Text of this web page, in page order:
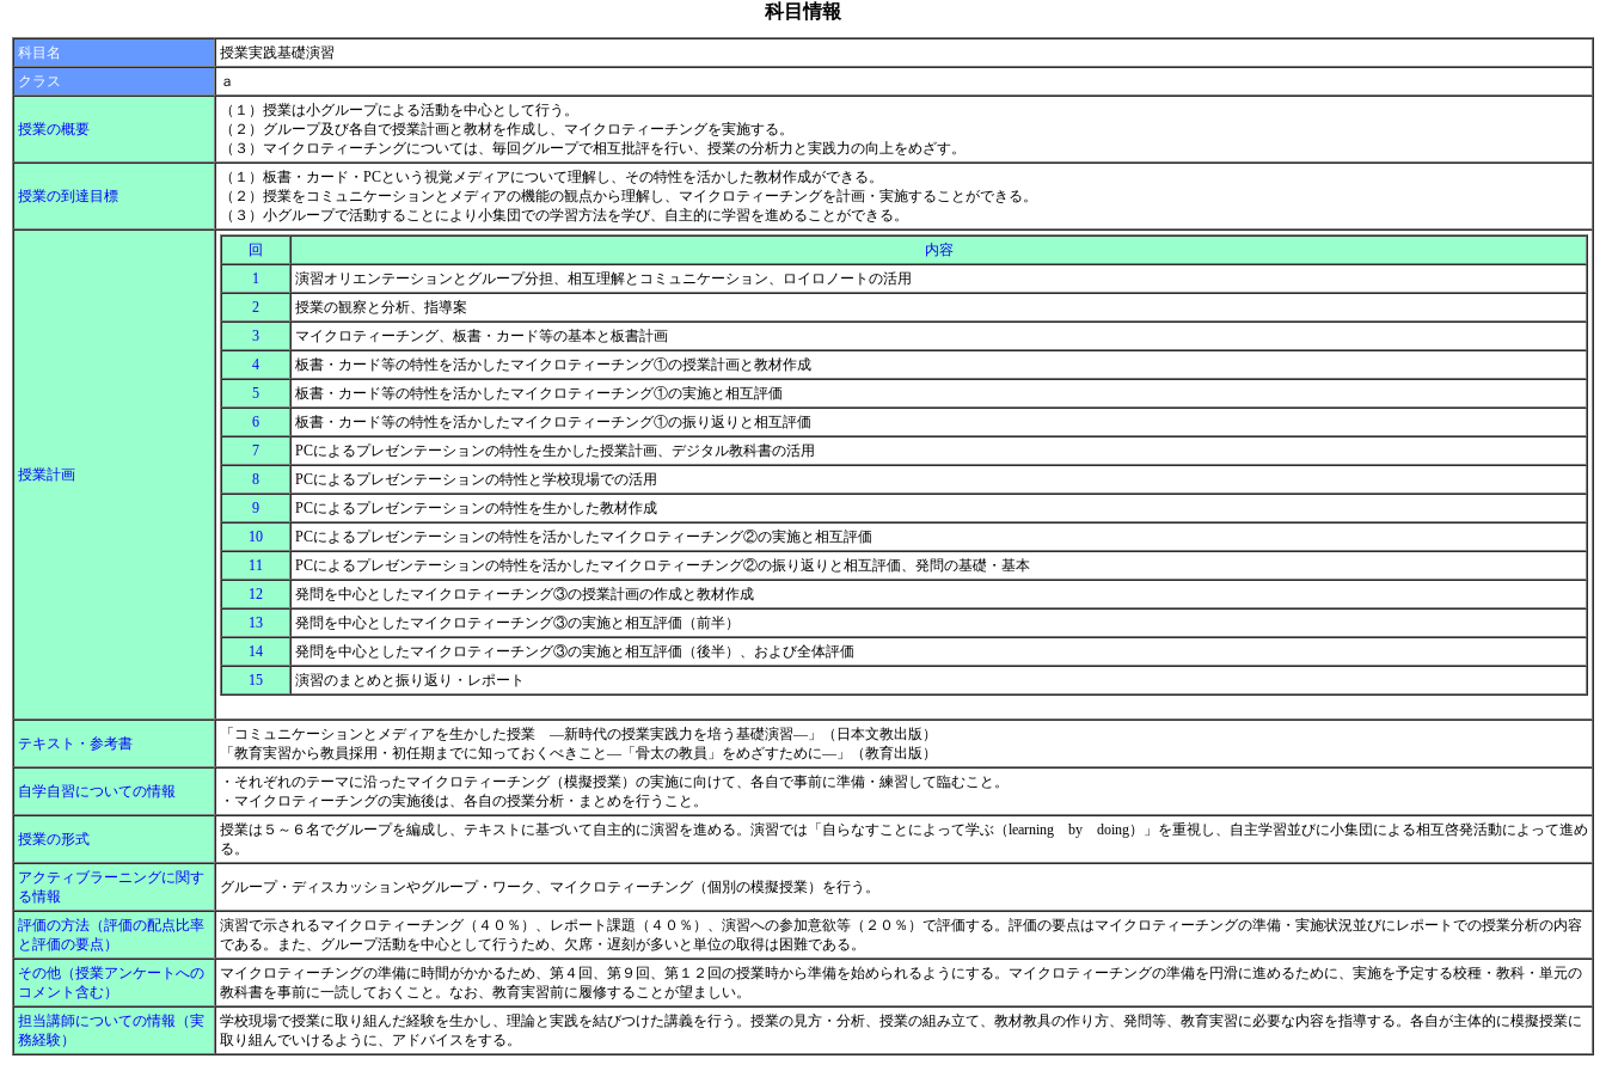
科目情報
科目名
授業実践基礎演習
クラス
ａ
授業の概要
（１）授業は小グループによる活動を中心として行う。
（２）グループ及び各自で授業計画と教材を作成し、マイクロティーチングを実施する。
（３）マイクロティーチングについては、毎回グループで相互批評を行い、授業の分析力と実践力の向上をめざす。
授業の到達目標
（１）板書・カード・PCという視覚メディアについて理解し、その特性を活かした教材作成ができる。
（２）授業をコミュニケーションとメディアの機能の観点から理解し、マイクロティーチングを計画・実施することができる。
（３）小グループで活動することにより小集団での学習方法を学び、自主的に学習を進めることができる。
授業計画
回
内容
1
演習オリエンテーションとグループ分担、相互理解とコミュニケーション、ロイロノートの活用
2
授業の観察と分析、指導案
3
マイクロティーチング、板書・カード等の基本と板書計画
4
板書・カード等の特性を活かしたマイクロティーチング①の授業計画と教材作成
5
板書・カード等の特性を活かしたマイクロティーチング①の実施と相互評価
6
板書・カード等の特性を活かしたマイクロティーチング①の振り返りと相互評価
7
PCによるプレゼンテーションの特性を生かした授業計画、デジタル教科書の活用
8
PCによるプレゼンテーションの特性と学校現場での活用
9
PCによるプレゼンテーションの特性を生かした教材作成
10
PCによるプレゼンテーションの特性を活かしたマイクロティーチング②の実施と相互評価
11
PCによるプレゼンテーションの特性を活かしたマイクロティーチング②の振り返りと相互評価、発問の基礎・基本
12
発問を中心としたマイクロティーチング③の授業計画の作成と教材作成
13
発問を中心としたマイクロティーチング③の実施と相互評価（前半）
14
発問を中心としたマイクロティーチング③の実施と相互評価（後半）、および全体評価
15
演習のまとめと振り返り・レポート
テキスト・参考書
「コミュニケーションとメディアを生かした授業 ―新時代の授業実践力を培う基礎演習―」（日本文教出版）
「教育実習から教員採用・初任期までに知っておくべきこと―「骨太の教員」をめざすために―」（教育出版）
自学自習についての情報
・それぞれのテーマに沿ったマイクロティーチング（模擬授業）の実施に向けて、各自で事前に準備・練習して臨むこと。
・マイクロティーチングの実施後は、各自の授業分析・まとめを行うこと。
授業の形式
授業は５～６名でグループを編成し、テキストに基づいて自主的に演習を進める。演習では「自らなすことによって学ぶ（learning by doing）」を重視し、自主学習並びに小集団による相互啓発活動によって進め
る。
アクティブラーニングに関す
る情報
グループ・ディスカッションやグループ・ワーク、マイクロティーチング（個別の模擬授業）を行う。
評価の方法（評価の配点比率
と評価の要点）
演習で示されるマイクロティーチング（４０％）、レポート課題（４０％）、演習への参加意欲等（２０％）で評価する。評価の要点はマイクロティーチングの準備・実施状況並びにレポートでの授業分析の内容
である。また、グループ活動を中心として行うため、欠席・遅刻が多いと単位の取得は困難である。
その他（授業アンケートへの
コメント含む）
マイクロティーチングの準備に時間がかかるため、第４回、第９回、第１２回の授業時から準備を始められるようにする。マイクロティーチングの準備を円滑に進めるために、実施を予定する校種・教科・単元の
教科書を事前に一読しておくこと。なお、教育実習前に履修することが望ましい。
担当講師についての情報（実
務経験）
学校現場で授業に取り組んだ経験を生かし、理論と実践を結びつけた講義を行う。授業の見方・分析、授業の組み立て、教材教具の作り方、発問等、教育実習に必要な内容を指導する。各自が主体的に模擬授業に
取り組んでいけるように、アドバイスをする。